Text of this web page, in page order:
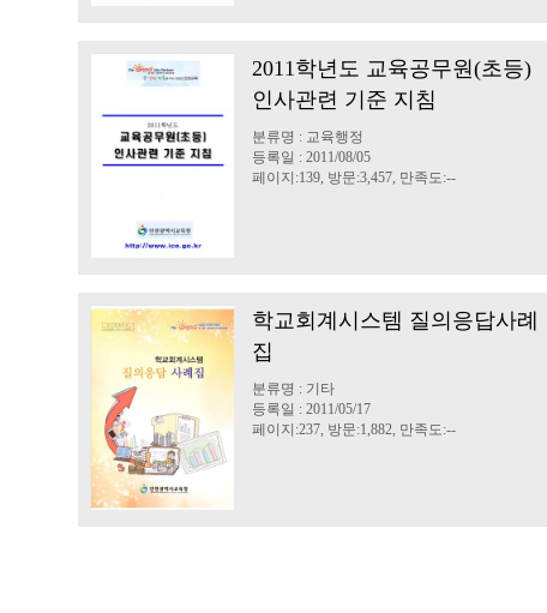
2011학년도 교육공무원(초등)
인사관련 기준 지침
분류명 : 교육행정
등록일 : 2011/08/05
페이지:139, 방문:3,457, 만족도:--
학교회계시스템 질의응답사례
집
분류명 : 기타
등록일 : 2011/05/17
페이지:237, 방문:1,882, 만족도:--